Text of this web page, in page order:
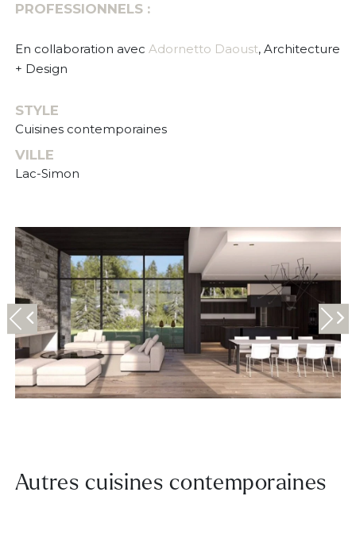
PROFESSIONNELS :
En collaboration avec Adornetto Daoust, Architecture
+ Design
STYLE
Cuisines contemporaines
VILLE
Lac-Simon
Autres cuisines contemporaines